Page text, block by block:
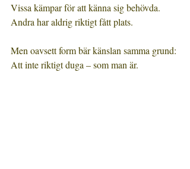
Vissa kämpar för att känna sig behövda.
Andra har aldrig riktigt fått plats.
Men oavsett form bär känslan samma grund:
Att inte riktigt duga – som man är.